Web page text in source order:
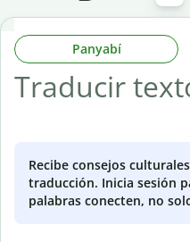
Panyabí
Recibe consejos
traducción. Inicia sesión
palabras conecten, no